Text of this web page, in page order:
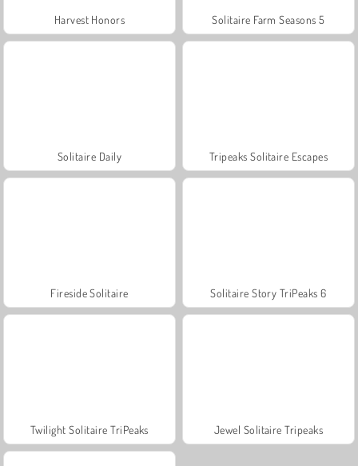
Harvest Honors Solitaire Farm Seasons 5
Solitaire Daily Tripeaks Solitaire Escapes
Fireside Solitaire Solitaire Story TriPeaks 6
Twilight Solitaire TriPeaks Jewel Solitaire Tripeaks